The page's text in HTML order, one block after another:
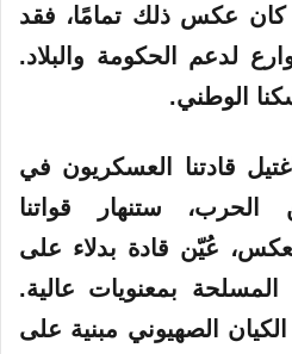
كان عكس ذلك تمامًا، فقد
لدعم الحكومة والبلاد.
الوطني.
قادتنا العسكريون في
الحرب، ستنهار قواتنا
عُيّن قادة بدلاء على
المسلحة بمعنويات عالية.
الصهيوني مبنية على